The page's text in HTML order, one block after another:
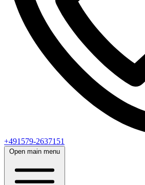
+491579-2637151
Open main menu